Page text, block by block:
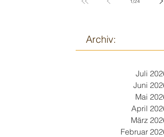
Archiv:
Juli
Juni
Mai
April
März
Februar